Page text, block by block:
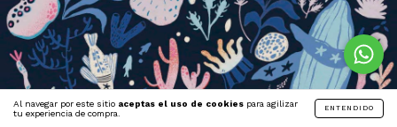
Al navegar por este sitio aceptas el uso de cookies para agilizar
tu experiencia de compra.
ENTENDIDO